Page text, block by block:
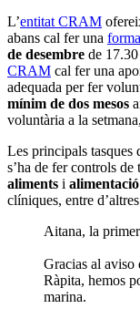
L’entitat CRAM
abans cal fer una
de desembre de
CRAM cal fer una
adequada per fer
mínim de dos mesos
voluntària a la
Les principals tasques
s’ha de fer controls de
aliments i alimentació
clíniques, entre
Aitana, la
Gracias al aviso
Ràpita, hemos
marina.